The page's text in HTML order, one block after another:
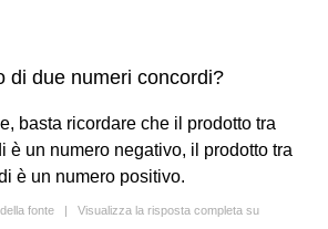
di due numeri concordi?
basta ricordare che il prodotto tra
è un numero negativo, il prodotto tra
è un numero positivo.
fonte | Visualizza la risposta completa su